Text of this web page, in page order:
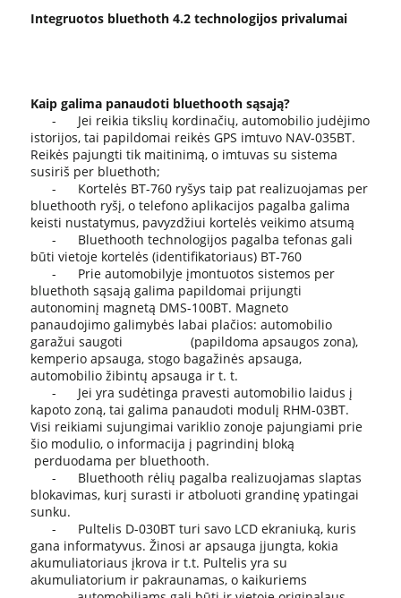
Integruotos bluethoth 4.2 technologijos privalumai
Kaip galima panaudoti bluethooth sąsają?
- Jei reikia tikslių kordinačių, automobilio judėjimo
istorijos, tai papildomai reikės GPS imtuvo NAV-035BT.
Reikės pajungti tik maitinimą, o imtuvas su sistema
susiriš per bluethoth;
- Kortelės BT-760 ryšys taip pat realizuojamas per
bluethooth ryšį, o telefono aplikacijos pagalba galima
keisti nustatymus, pavyzdžiui kortelės veikimo atsumą
- Bluethooth technologijos pagalba tefonas gali
būti vietoje kortelės (identifikatoriaus) BT-760
- Prie automobilyje įmontuotos sistemos per
bluethoth sąsają galima papildomai prijungti
autonominį magnetą DMS-100BT. Magneto
panaudojimo galimybės labai plačios: automobilio
garažui saugoti (papildoma apsaugos zona),
kemperio apsauga, stogo bagažinės apsauga,
automobilio žibintų apsauga ir t. t.
- Jei yra sudėtinga pravesti automobilio laidus į
kapoto zoną, tai galima panaudoti modulį RHM-03BT.
Visi reikiami sujungimai variklio zonoje pajungiami prie
šio modulio, o informacija į pagrindinį bloką
perduodama per bluethooth.
- Bluethooth rėlių pagalba realizuojamas slaptas
blokavimas, kurį surasti ir atboluoti grandinę ypatingai
sunku.
- Pultelis D-030BT turi savo LCD ekraniuką, kuris
gana informatyvus. Žinosi ar apsauga įjungta, kokia
akumuliatoriaus įkrova ir t.t. Pultelis yra su
akumuliatorium ir pakraunamas, o kaikuriems